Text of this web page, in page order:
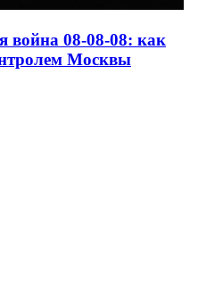
война 08-08-08: как
Москвы